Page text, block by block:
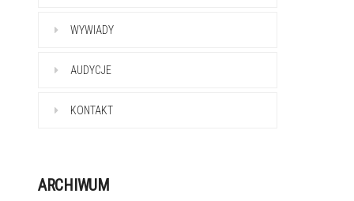
WYWIADY
AUDYCJE
KONTAKT
ARCHIWUM